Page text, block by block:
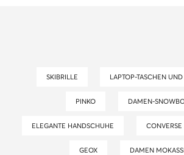
SKIBRILLE LAPTOP-TASCHEN
PINKO DAMEN-
ELEGANTE HANDSCHUHE CONVERSE
GEOX DAMEN